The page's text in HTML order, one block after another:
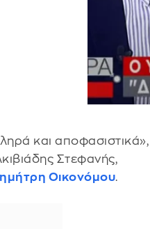
και αποφασιστικά»,
Στεφανής,
Οικονόμου.